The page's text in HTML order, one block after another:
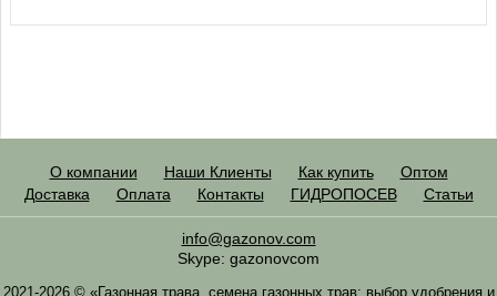
О компании Наши Клиенты Как купить
Оптом
Доставка
Оплата Контакты ГИДРОПОСЕВ Статьи
info@gazonov.com
Skype: gazonovcom
2021-2026 © «Газонная трава, семена газонных трав: выбор удобрения и